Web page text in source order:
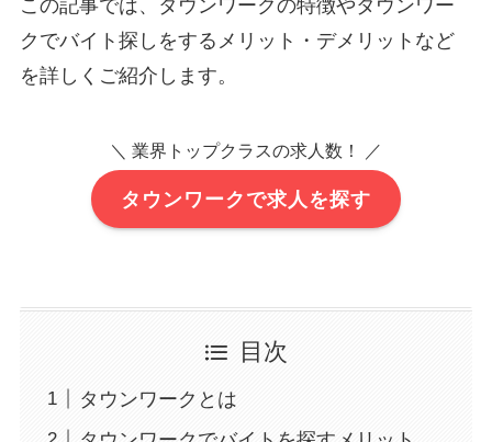
この記事では、タウンワークの特徴やタウンワー
クでバイト探しをするメリット・デメリットなど
を詳しくご紹介します。
＼ 業界トップクラスの求人数！ ／
タウンワークで求人を探す
目次
タウンワークとは